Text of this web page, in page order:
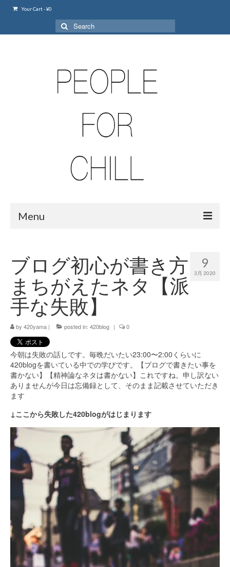
Your Cart-¥0
Search
for:
Menu
420 shibuya_info
420 shibuya_access
420 shibuya_shop
Instagram:420shibuya_official
About:FOUR TWENTY SHIBUYA
YouTube:420shibuya
420 Blog Full
www.h4wp.com
420friendly 通販
9
3月 2020
ブログ初心が書き方
まちがえたネタ【派
手な失敗】
by 420yama | posted in: 420blog | 0
今朝は失敗の話しです。毎晩だいたい23:00〜2:00くらいに
420blogを書いている中での学びです。【ブログで書きたい事を
書かない】【精神論なネタは書かない】これですね。申し訳ない
ありませんが今日は忘備録として、そのまま記載させていただき
ます
↓ここから失敗した420blogがはじまります